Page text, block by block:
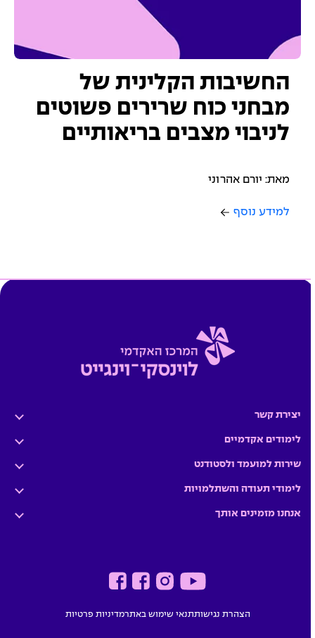
החשיבות הקלינית של
מבחני כוח שרירים פשוטים
לניבוי מצבים בריאותיים
מאת: יורם אהרוני
למידע נוסף
יצירת קשר
לימודים אקדמיים
שירות למועמד ולסטודנט
לימודי תעודה והשתלמויות
אנחנו מזמינים אותך
הצהרת נגישותתנאי שימוש באתרמדיניות פרטיות